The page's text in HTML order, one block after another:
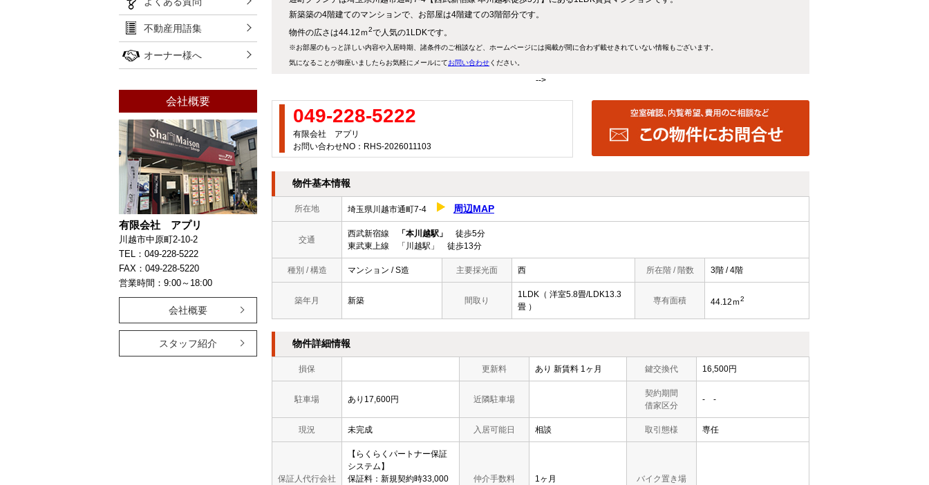
新築築の4階建てのマンションで、お部屋は4階建ての3階部分です。
物件の広さは44.12ｍ2で人気の1LDKです。
※お部屋のもっと詳しい内容や入居時期、諸条件のご相談など、ホームページには掲載が間に合わず載せきれていない情報もございます。
気になることが御座いましたらお気軽にメールにてお問い合わせください。
-->
049-228-5222
有限会社 アプリ
お問い合わせNO：RHS-2026011103
物件基本情報
所在地 埼玉県川越市通町7-4 周辺MAP
交通
西武新宿線 「本川越駅」
徒歩5分
東武東上線 「川越駅」 徒歩13分
種別 / 構造 マンション / S造 主要採光面 西 所在階 / 階数 3階 / 4階
築年月 新築 間取り
1LDK（ 洋室5.8畳/LDK13.3
畳 ）
専有面積 44.12ｍ2
物件詳細情報
損保 更新料 あり 新賃料 1ヶ月 鍵交換代 16,500円
駐車場 あり17,600円 近隣駐車場
契約期間
借家区分
- -
現況 未完成 入居可能日 相談 取引態様 専任
保証人代行会社
【らくらくパートナー保証
システム】
保証料：新規契約時33,000
仲介手数料 1ヶ月 バイク置き場
不動産用語集
オーナー様へ
会社概要
有限会社 アプリ
川越市中原町2-10-2
TEL：049-228-5222
FAX：049-228-5220
営業時間：9:00～18:00
会社概要
スタッフ紹介